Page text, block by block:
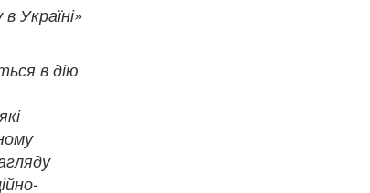
Україні»
в дію